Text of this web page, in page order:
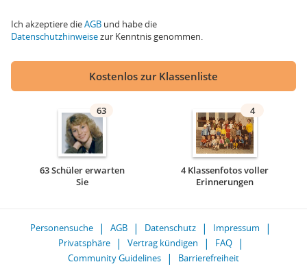
Ich akzeptiere dieAGB und habe die
Datenschutzhinweisezur Kenntnis genommen.
Kostenlos zur Klassenliste
63
63 Schüler erwarten
Sie
4
4 Klassenfotos voller
Erinnerungen
Personensuche AGB Datenschutz
Impressum
Privatsphäre
Vertrag kündigen
FAQ
Community Guidelines
Barrierefreiheit